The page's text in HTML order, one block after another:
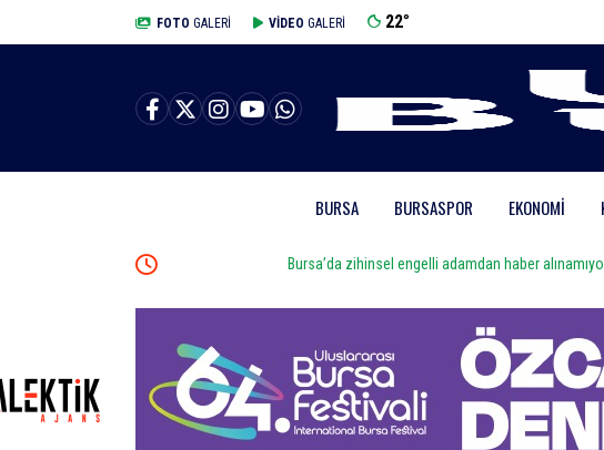
FOTO GALERİ VİDEO GALERİ 22°
BURSA BURSASPOR EKONOMI
Bursa’da zihinsel engelli adamdan haber alınamıyor